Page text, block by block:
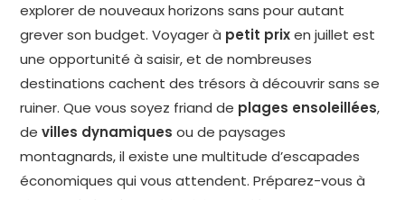
explorer de nouveaux horizons sans pour autant
grever son budget. Voyager à petit prixen juillet est
une opportunité à saisir, et de nombreuses
destinations cachent des trésors à découvrir sans se
ruiner. Que vous soyez friand de plages ensoleillées,
devilles dynamiques ou de paysages
montagnards, il existe une multitude d’escapades
économiques qui vous attendent. Préparez-vous à